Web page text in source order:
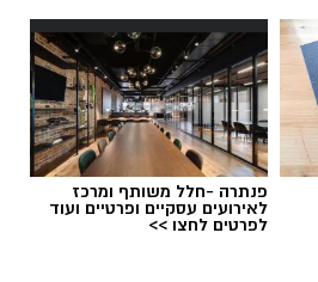
פנתרה -חלל משותף ומרכז
לאירועים עסקיים ופרטיים ועוד
לפרטים לחצו >>